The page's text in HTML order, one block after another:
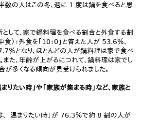
数の人はこの冬、週に 1 度は鍋を食べると思
して、家で鍋料理を食べる割合と外食する割
食）：外食を「10：0」と答えた人が 53.6％、
％となり、ほとんどの人が鍋料理は家で食べ
また、年齢が上がるにつれて、鍋料理は家でし
多くなる傾向が見受けられました。
りたい時」や「家族が集まる時」など、家族と
、「温まりたい時」が 76.3％で約 8 割の人が